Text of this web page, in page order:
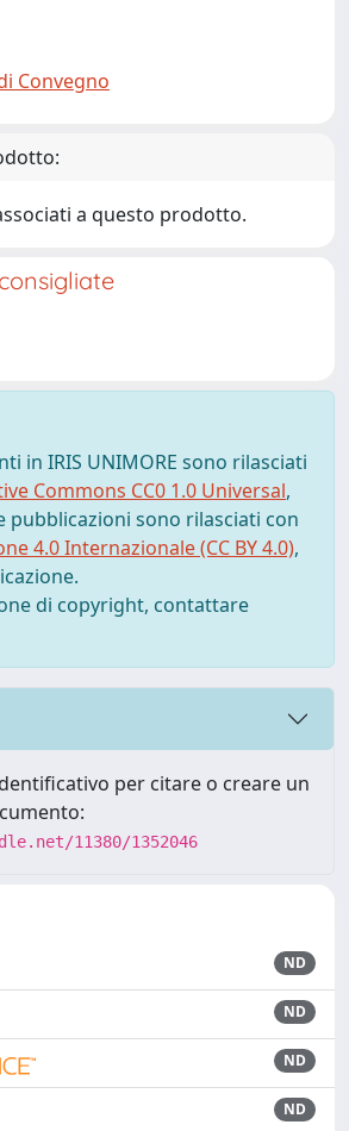
Convegno
a questo prodotto.
in IRIS UNIMORE sono rilasciati
Commons CC0 1.0 Universal,
pubblicazioni sono rilasciati con
4.0 Internazionale (CC BY 4.0),
di copyright, contattare
per citare o creare un
11380/1352046
ND
ND
ND
ND